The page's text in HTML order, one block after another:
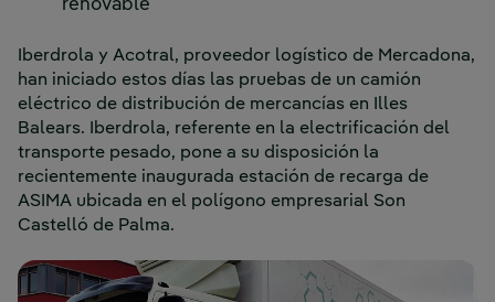
renovable
Iberdrola y Acotral, proveedor logístico de Mercadona,
han iniciado estos días las pruebas de un camión
eléctrico de distribución de mercancías en Illes
Balears. Iberdrola, referente en la electrificación del
transporte pesado, pone a su disposición la
recientemente inaugurada estación de recarga de
ASIMA ubicada en el polígono empresarial Son
Castelló de Palma.